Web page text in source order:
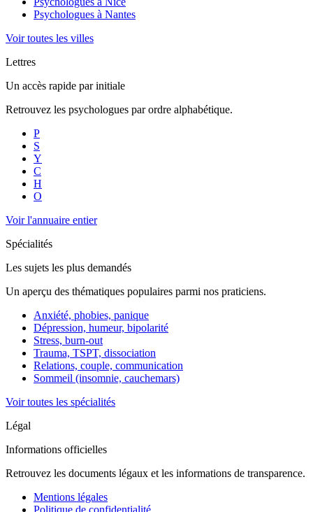
Psychologues à Nantes
Voir toutes les villes
Lettres
Un accès rapide par initiale
Retrouvez les psychologues par ordre alphabétique.
P
S
Y
C
H
O
Voir l'annuaire entier
Spécialités
Les sujets les plus demandés
Un aperçu des thématiques populaires parmi nos praticiens.
Anxiété, phobies, panique
Dépression, humeur, bipolarité
Stress, burn-out
Trauma, TSPT, dissociation
Relations, couple, communication
Sommeil (insomnie, cauchemars)
Voir toutes les spécialités
Légal
Informations officielles
Retrouvez les documents légaux et les informations de transparence.
Mentions légales